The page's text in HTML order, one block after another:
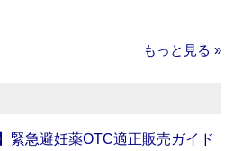
もっと見る »
緊急避妊薬OTC適正販売ガイド